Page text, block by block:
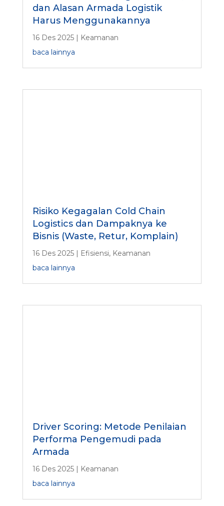
dan Alasan Armada Logistik
Harus Menggunakannya
16 Des 2025|
Keamanan
baca lainnya
Risiko Kegagalan Cold Chain
Logistics dan Dampaknya ke
Bisnis (Waste, Retur, Komplain)
16 Des 2025| Efisiensi, Keamanan
baca lainnya
Driver Scoring: Metode Penilaian
Performa Pengemudi pada
Armada
16 Des 2025| Keamanan
baca lainnya